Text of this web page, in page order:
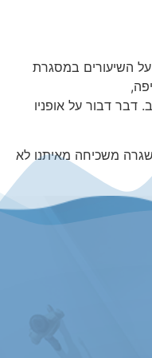
על השיעורים במסגרת
דבר דבור על אופניו
משכיחה מאיתנו לא